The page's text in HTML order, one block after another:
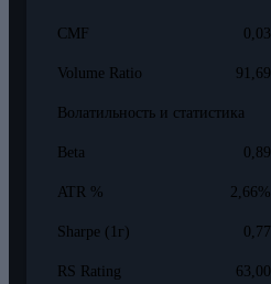
CMF 0,03
Volume Ratio 91,69
Волатильность и статистика
Beta 0,89
ATR % 2,66%
Sharpe (1г) 0,77
RS Rating 63,00